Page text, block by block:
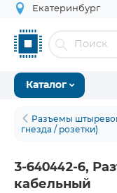
Екатеринбург
Каталог
Разъемы
гнезда / розетки)
3-640442-6,
кабельный